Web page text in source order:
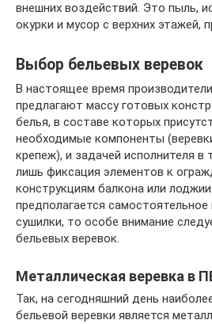
внешних воздействий. Это пыль,
окурки и мусор с верхних этажей,
Выбор бельевых веревок
В настоящее время
предлагают массу готовых
белья, в составе которых
необходимые компоненты
крепеж), и задачей исполнителя в
лишь фиксация элементов к
конструкциям балкона или
предполагается самостоятельное
сушилки, то особе внимание
бельевых веревок.
Металлическая веревка в
Так, на сегодняшний день
бельевой веревки является